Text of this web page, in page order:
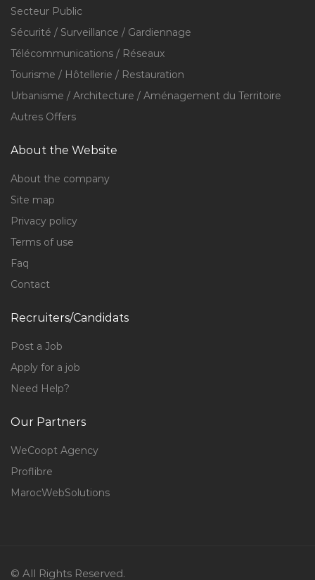
Secteur Public
Sécurité / Surveillance / Gardiennage
Télécommunications / Réseaux
Tourisme / Hôtellerie / Restauration
Urbanisme / Architecture / Aménagement du Territoire
Autres Offers
About the Website
About the company
Site map
Privacy policy
Terms of use
Faq
Contact
Recruiters/Candidats
Post a Job
Apply for a job
Need Help?
Our Partners
WeCoopt Agency
Proflibre
MarocWebSolutions
© All Rights Reserved.